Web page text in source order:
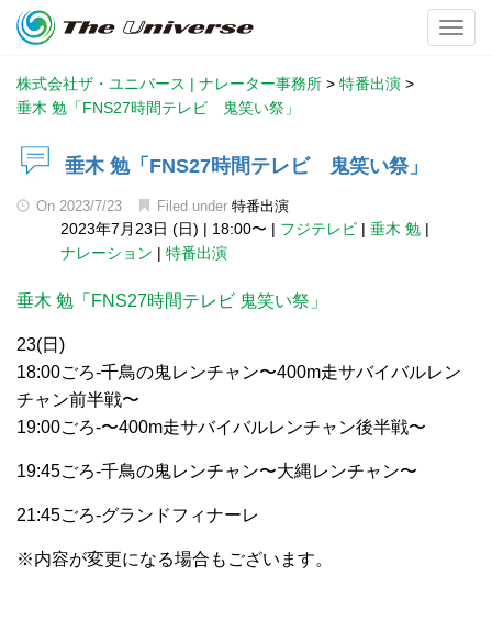
株式会社ザ・ユニバース | ナレーター事務所 > 特番出演 >
垂木 勉「FNS27時間テレビ 鬼笑い祭」
垂木 勉「FNS27時間テレビ 鬼笑い祭」
On 2023/7/23 Filed under 特番出演
2023年7月23日 (日) | 18:00〜 | フジテレビ | 垂木 勉 |
ナレーション | 特番出演
垂木 勉「FNS27時間テレビ 鬼笑い祭」
23(日)
18:00ごろ-千鳥の鬼レンチャン〜400m走サバイバルレン
チャン前半戦〜
19:00ごろ-〜400m走サバイバルレンチャン後半戦〜
19:45ごろ-千鳥の鬼レンチャン〜大縄レンチャン〜
21:45ごろ-グランドフィナーレ
※内容が変更になる場合もございます。